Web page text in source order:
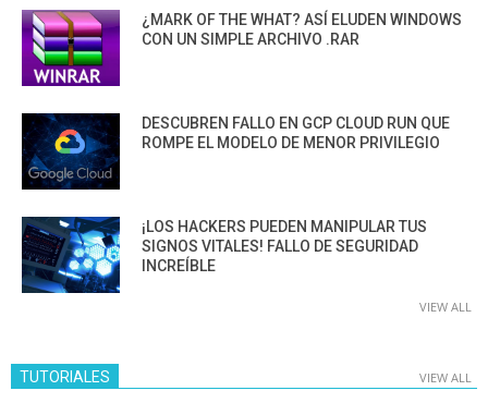
¿MARK OF THE WHAT? ASÍ ELUDEN WINDOWS
CON UN SIMPLE ARCHIVO .RAR
DESCUBREN FALLO EN GCP CLOUD RUN QUE
ROMPE EL MODELO DE MENOR PRIVILEGIO
¡LOS HACKERS PUEDEN MANIPULAR TUS
SIGNOS VITALES! FALLO DE SEGURIDAD
INCREÍBLE
VIEW ALL
TUTORIALES VIEW ALL